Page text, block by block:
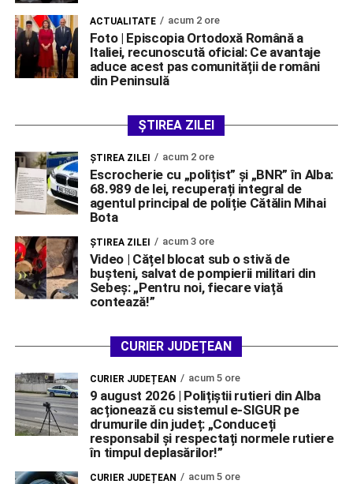
ACTUALITATE acum 2 ore
Foto | Episcopia Ortodoxă Română a
Italiei, recunoscută oficial: Ce avantaje
aduce acest pas comunității de români
din Peninsulă
ȘTIREA ZILEI
ŞTIREA ZILEI acum 2 ore
Escrocherie cu „polițist” și „BNR” în Alba:
68.989 de lei, recuperați integral de
agentul principal de poliție Cătălin Mihai
Bota
ŞTIREA ZILEI acum 3 ore
Video | Cățel blocat sub o stivă de
bușteni, salvat de pompierii militari din
Sebeș: „Pentru noi, fiecare viață
contează!”
CURIER JUDEȚEAN
CURIER JUDEȚEAN acum 5 ore
9 august 2026 | Polițiștii rutieri din Alba
acționează cu sistemul e-SIGUR pe
drumurile din județ: „Conduceți
responsabil și respectați normele rutiere
în timpul deplasărilor!”
CURIER JUDEȚEAN acum 5 ore